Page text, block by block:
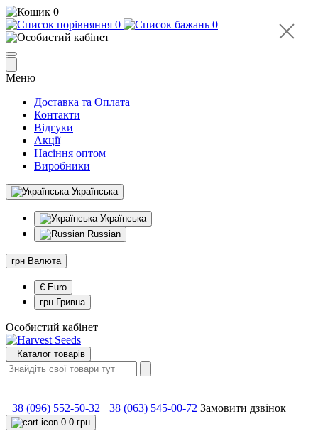
0
0
0
Меню
Доставка та Оплата
Контакти
Відгуки
Акції
Насіння оптом
Виробники
Українська
Українська
Russian
грн Валюта
€ Euro
грн Гривна
Особистий кабінет
Каталог товарів
+38 (096) 552-50-32 +38 (063) 545-00-72 Замовити дзвінок
0 0 грн